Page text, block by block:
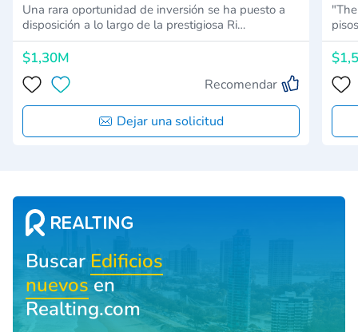
Una rara oportunidad de inversión se ha puesto a
disposición a lo largo de la prestigiosa Ri…
$1,30M
Recomendar
Dejar una solicitud
Buscar Edificios
nuevosen
Realting.com